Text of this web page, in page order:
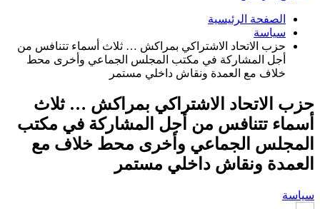
الصفحة الرئيسية
سياسة
حزب الاتحاد الاشتراكي بمراكش … ثلاث أسماء تتنافس من
أجل المشاركة في مكتب المجلس الجماعي وأخرى محط
خلاف مع العمدة ونقاش داخلي مستمر
حزب الاتحاد الاشتراكي بمراكش … ثلاث
أسماء تتنافس من أجل المشاركة في مكتب
المجلس الجماعي وأخرى محط خلاف مع
العمدة ونقاش داخلي مستمر
سياسة